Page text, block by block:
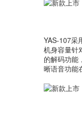
YAS-107采
机身容量针
的解码功能
晰语音功能